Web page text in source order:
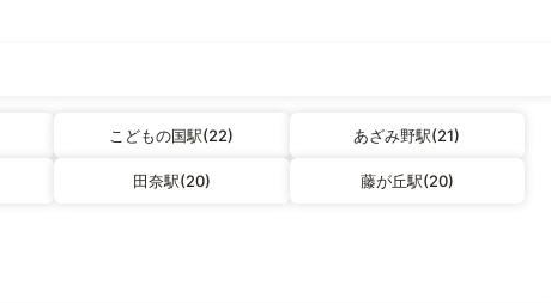
こどもの国駅(22) あざみ野駅(21)
田奈駅(20) 藤が丘駅(20)